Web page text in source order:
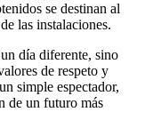
se destinan al
las instalaciones.
día diferente, sino
de respeto y
simple espectador,
de un futuro más